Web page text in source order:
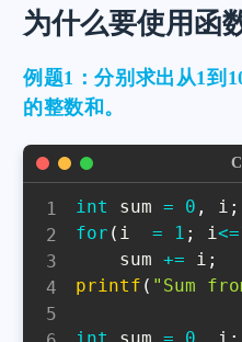
为什么要使用函
例题1：分别求出从1到
的整数和。
int sum = 0 , i ;
for ( i = 1 ; i<=
    sum
+= i ;
printf ( "Sum